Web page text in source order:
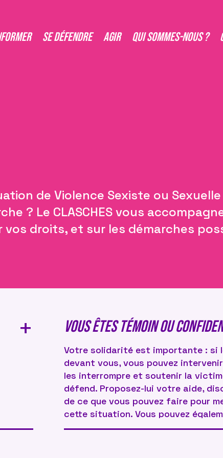
Se défendre Agir Qui sommes-nous ?
de Violence Sexiste ou
? Le CLASCHES vous
droits, et sur les démarches
+ VOUS ÊTES témoin ou
Votre solidarité est importante : si
devant vous, vous pouvez
les interrompre et soutenir la
défend. Proposez-lui votre aide,
de ce que vous pouvez faire pour
cette situation. Vous pouvez
ce que vous avez vu par écrit et